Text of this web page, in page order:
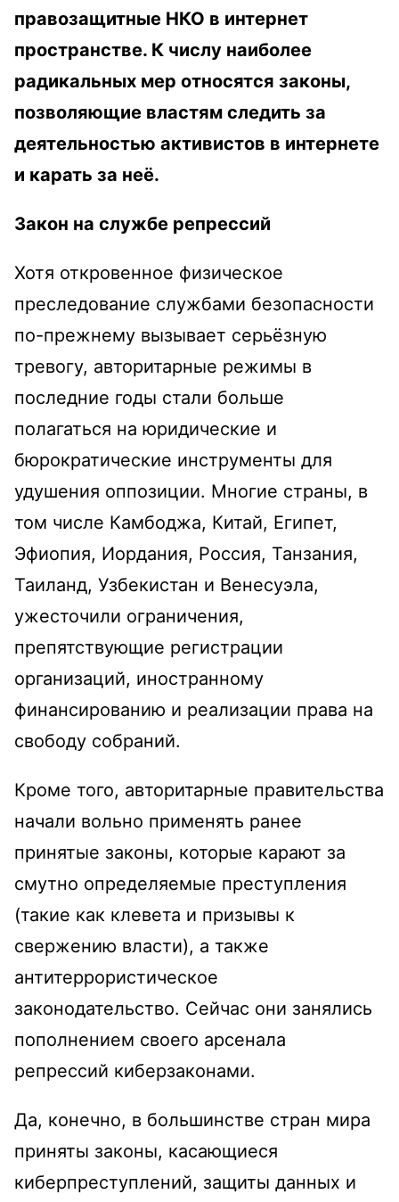
правозащитные НКО в интернет
пространстве. К числу наиболее
радикальных мер относятся законы,
позволяющие властям следить за
деятельностью активистов в интернете
и карать за неё.
Закон на службе репрессий
Хотя откровенное физическое
преследование службами безопасности
по-прежнему вызывает серьёзную
тревогу, авторитарные режимы в
последние годы стали больше
полагаться на юридические и
бюрократические инструменты для
удушения оппозиции. Многие страны, в
том числе Камбоджа, Китай, Египет,
Эфиопия, Иордания, Россия, Танзания,
Таиланд, Узбекистан и Венесуэла,
ужесточили ограничения,
препятствующие регистрации
организаций, иностранному
финансированию и реализации права на
свободу собраний.
Кроме того, авторитарные правительства
начали вольно применять ранее
принятые законы, которые карают за
смутно определяемые преступления
(такие как клевета и призывы к
свержению власти), а также
антитеррористическое
законодательство. Сейчас они занялись
пополнением своего арсенала
репрессий киберзаконами.
Да, конечно, в большинстве стран мира
приняты законы, касающиеся
киберпреступлений, защиты данных и